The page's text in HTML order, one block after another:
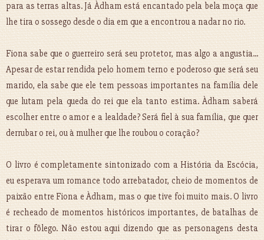
para as terras altas. Já Àdham está encantado pela bela moça que
lhe tira o sossego desde o dia em que a encontrou a nadar no rio.
Fiona sabe que o guerreiro será seu protetor, mas algo a angustia...
Apesar de estar rendida pelo homem terno e poderoso que será seu
marido, ela sabe que ele tem pessoas importantes na família dele
que lutam pela queda do rei que ela tanto estima. Àdham saberá
escolher entre o amor e a lealdade? Será fiel à sua família, que quer
derrubar o rei, ou à mulher que lhe roubou o coração?
O livro é completamente sintonizado com a História da Escócia,
eu esperava um romance todo arrebatador, cheio de momentos de
paixão entre Fiona e Àdham, mas o que tive foi muito mais. O livro
é recheado de momentos históricos importantes, de batalhas de
tirar o fôlego. Não estou aqui dizendo que as personagens desta